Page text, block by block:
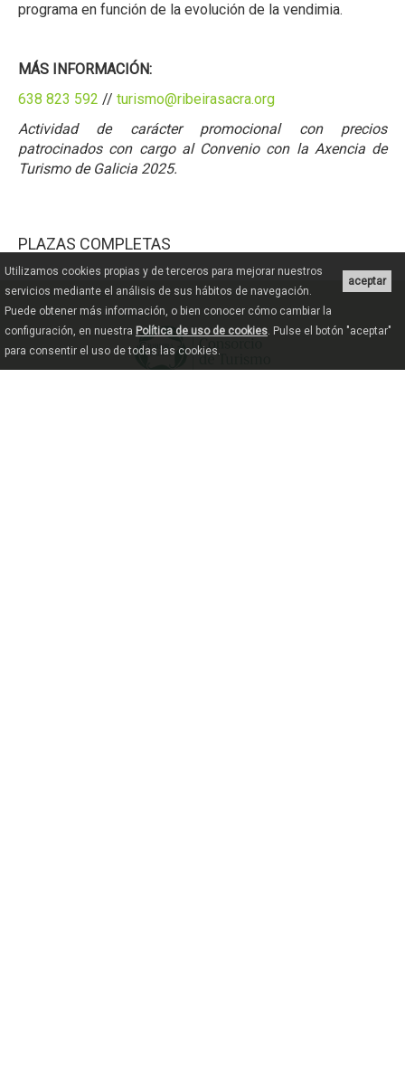
programa en función de la evolución de la vendimia.
MÁS INFORMACIÓN:
638 823 592 // turismo@ribeirasacra.org
Actividad de carácter promocional con precios
patrocinados con cargo al Convenio con la Axencia de
Turismo de Galicia 2025.
PLAZAS COMPLETAS
aceptar
Utilizamos cookies propias y de terceros para mejorar nuestros
servicios mediante el análisis de sus hábitos de navegación.
Puede obtener más información, o bien conocer cómo cambiar la
configuración, en nuestra Política de uso de cookies. Pulse el botón "aceptar"
para consentir el uso de todas las cookies.